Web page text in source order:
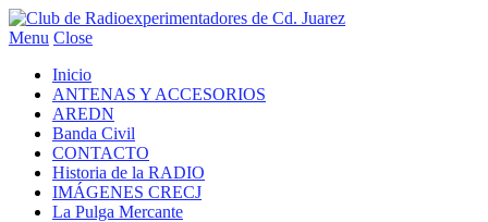
Menu Close
Inicio
ANTENAS Y ACCESORIOS
AREDN
Banda Civil
CONTACTO
Historia de la RADIO
IMÁGENES CRECJ
La Pulga Mercante